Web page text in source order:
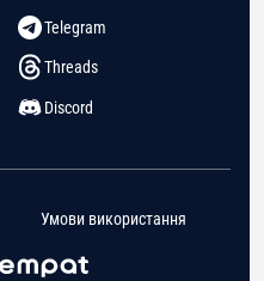
Telegram
Threads
Discord
Умови використання